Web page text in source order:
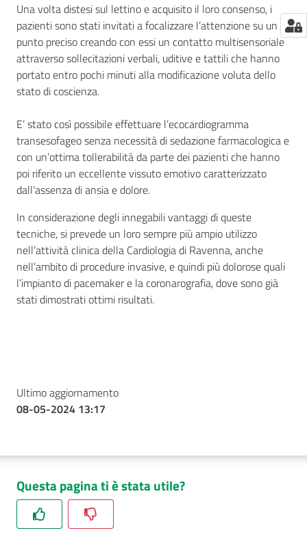
Una volta distesi sul lettino e acquisito il loro consenso, i
pazienti sono stati invitati a focalizzare l’attenzione su un
punto preciso creando con essi un contatto multisensoriale
attraverso sollecitazioni verbali, uditive e tattili che hanno
portato entro pochi minuti alla modificazione voluta dello
stato di coscienza.
E’ stato così possibile effettuare l’ecocardiogramma
transesofageo senza necessità di sedazione farmacologica e
con un’ottima tollerabilità da parte dei pazienti che hanno
poi riferito un eccellente vissuto emotivo caratterizzato
dall’assenza di ansia e dolore.
In considerazione degli innegabili vantaggi di queste
tecniche, si prevede un loro sempre più ampio utilizzo
nell’attività clinica della Cardiologia di Ravenna, anche
nell’ambito di procedure invasive, e quindi più dolorose quali
l’impianto di pacemaker e la coronarografia, dove sono già
stati dimostrati ottimi risultati.
Ultimo aggiornamento
08-05-2024 13:17
Questa pagina ti è stata utile?